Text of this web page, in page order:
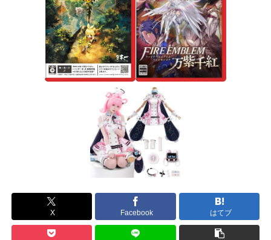
X Facebook はてブ